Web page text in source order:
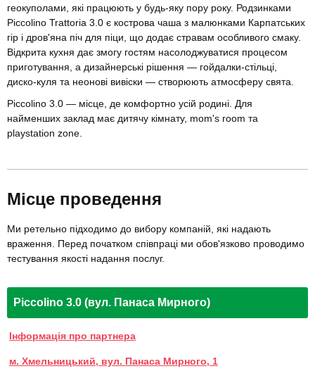
геокуполами, які працюють у будь-яку пору року. Родзинками
Piccolino Trattoria 3.0 є кострова чаша з малюнками Карпатських
гір і дров'яна піч для піци, що додає стравам особливого смаку.
Відкрита кухня дає змогу гостям насолоджуватися процесом
приготування, а дизайнерські рішення — гойдалки-стільці,
диско-куля та неонові вивіски — створюють атмосферу свята.
Piccolino 3.0 — місце, де комфортно усій родині. Для
найменших заклад має дитячу кімнату, mom's room та
playstation zone.
Місце проведення
Ми ретельно підходимо до вибору компаній, які надають
враження. Перед початком співпраці ми обов'язково проводимо
тестування якості надання послуг.
Piccolino 3.0 (вул. Панаса Мирного)
Інформація про партнера
м. Хмельницький, вул. Панаса Мирного, 1